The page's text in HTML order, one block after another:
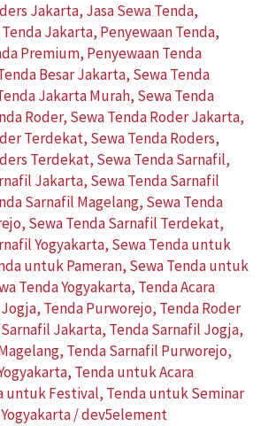
Jakarta, Jasa Sewa Tenda,
Jakarta, Penyewaan Tenda,
Premium, Penyewaan Tenda
Besar Jakarta, Sewa Tenda
Jakarta Murah, Sewa Tenda
Roder, Sewa Tenda Roder Jakarta,
Terdekat, Sewa Tenda Roders,
Terdekat, Sewa Tenda Sarnafil,
Jakarta, Sewa Tenda Sarnafil
Sarnafil Magelang, Sewa Tenda
, Sewa Tenda Sarnafil Terdekat,
Yogyakarta, Sewa Tenda untuk
untuk Pameran, Sewa Tenda untuk
Tenda Yogyakarta, Tenda Acara
, Tenda Purworejo, Tenda Roder
Jakarta, Tenda Sarnafil Jogja,
, Tenda Sarnafil Purworejo,
, Tenda untuk Acara
untuk Festival, Tenda untuk Seminar
/dev5element